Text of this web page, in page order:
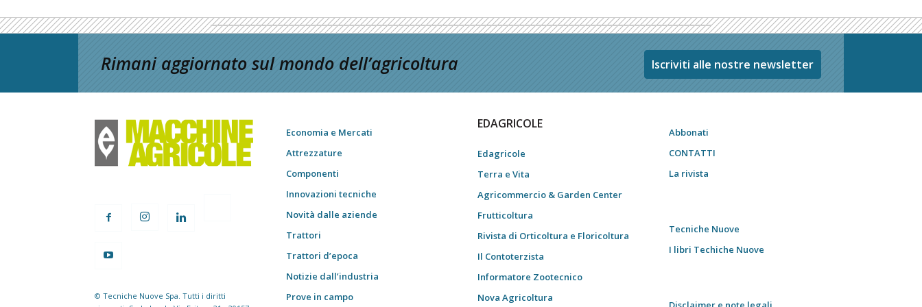
Rimani aggiornato sul mondo dell’agricoltura Iscriviti alle nostre newsletter
© Tecniche Nuove Spa. Tutti i diritti
Economia e Mercati
Attrezzature
Componenti
Innovazioni tecniche
Novità dalle aziende
Trattori
Trattori d’epoca
Notizie dall’industria
Prove in campo
EDAGRICOLE
Edagricole
Terra e Vita
Agricommercio & Garden Center
Frutticoltura
Rivista di Orticoltura e Floricoltura
Il Contoterzista
Informatore Zootecnico
Nova Agricoltura
Abbonati
CONTATTI
La rivista
Tecniche Nuove
I libri Techiche Nuove